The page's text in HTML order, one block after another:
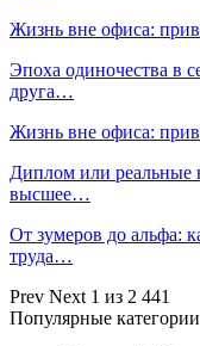
Жизнь вне офиса:
Эпоха одиночества в
друга…
Жизнь вне офиса:
Диплом или реальные
высшее…
От зумеров до альфа:
труда…
Prev Next 1 из 2 441
Популярные категории